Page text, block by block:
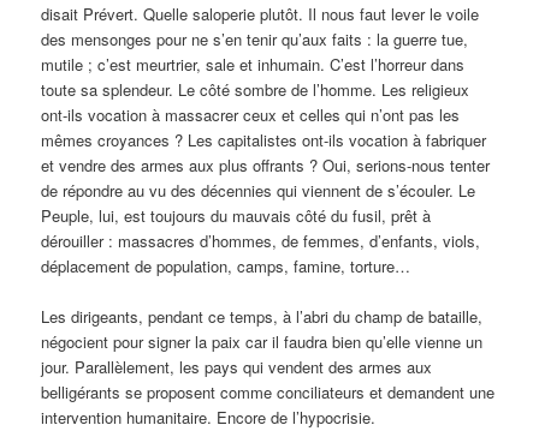
disait Prévert. Quelle saloperie plutôt. Il nous faut lever le voile
des mensonges pour ne s’en tenir qu’aux faits : la guerre tue,
mutile ; c’est meurtrier, sale et inhumain. C’est l’horreur dans
toute sa splendeur. Le côté sombre de l’homme. Les religieux
ont-ils vocation à massacrer ceux et celles qui n’ont pas les
mêmes croyances ? Les capitalistes ont-ils vocation à fabriquer
et vendre des armes aux plus offrants ? Oui, serions-nous tenter
de répondre au vu des décennies qui viennent de s’écouler. Le
Peuple, lui, est toujours du mauvais côté du fusil, prêt à
dérouiller : massacres d’hommes, de femmes, d’enfants, viols,
déplacement de population, camps, famine, torture…
Les dirigeants, pendant ce temps, à l’abri du champ de bataille,
négocient pour signer la paix car il faudra bien qu’elle vienne un
jour. Parallèlement, les pays qui vendent des armes aux
belligérants se proposent comme conciliateurs et demandent une
intervention humanitaire. Encore de l’hypocrisie.